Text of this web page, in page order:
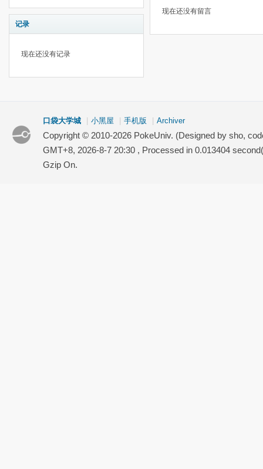
记录
现在还没有记录
现在还没有留言
口袋大学城 小黑屋 手机版 Archiver
Copyright © 2010-2026 PokeUniv. (Designed by sho,
GMT+8, 2026-8-7 20:30 , Processed in 0.013404
Gzip On.